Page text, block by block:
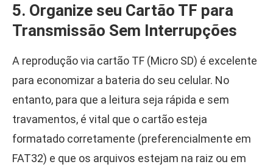
5. Organize seu Cartão TF para
Transmissão Sem Interrupções
A reprodução via cartão TF (Micro SD) é excelente
para economizar a bateria do seu celular. No
entanto, para que a leitura seja rápida e sem
travamentos, é vital que o cartão esteja
formatado corretamente (preferencialmente em
FAT32) e que os arquivos estejam na raiz ou em